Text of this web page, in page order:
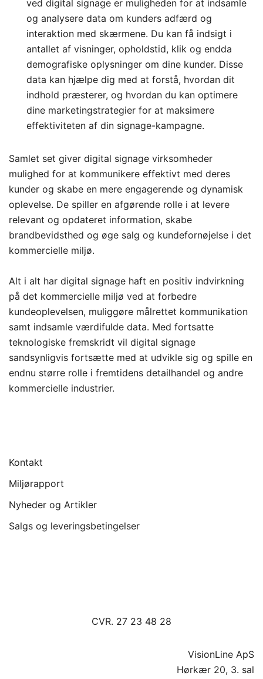
ved digital signage er muligheden for at indsamle
og analysere data om kunders adfærd og
interaktion med skærmene. Du kan få indsigt i
antallet af visninger, opholdstid, klik og endda
demografiske oplysninger om dine kunder. Disse
data kan hjælpe dig med at forstå, hvordan dit
indhold præsterer, og hvordan du kan optimere
dine marketingstrategier for at maksimere
effektiviteten af din signage-kampagne.
Samlet set giver digital signage virksomheder
mulighed for at kommunikere effektivt med deres
kunder og skabe en mere engagerende og dynamisk
oplevelse. De spiller en afgørende rolle i at levere
relevant og opdateret information, skabe
brandbevidsthed og øge salg og kundefornøjelse i det
kommercielle miljø.
Alt i alt har digital signage haft en positiv indvirkning
på det kommercielle miljø ved at forbedre
kundeoplevelsen, muliggøre målrettet kommunikation
samt indsamle værdifulde data. Med fortsatte
teknologiske fremskridt vil digital signage
sandsynligvis fortsætte med at udvikle sig og spille en
endnu større rolle i fremtidens detailhandel og andre
kommercielle industrier.
Kontakt
Miljørapport
Nyheder og Artikler
Salgs og leveringsbetingelser
CVR. 27 23 48 28
VisionLine ApS
Hørkær 20, 3. sal